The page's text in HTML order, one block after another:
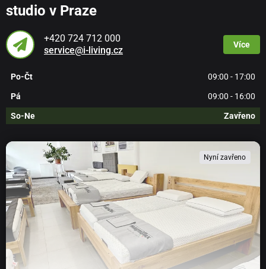
studio v Praze
+420 724 712 000
service@i-living.cz
Více
Po-Čt 09:00 - 17:00
Pá 09:00 - 16:00
So-Ne Zavřeno
Nyní zavřeno